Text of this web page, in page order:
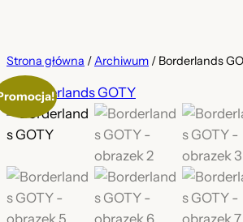
Strona główna /Archiwum / Borderlands